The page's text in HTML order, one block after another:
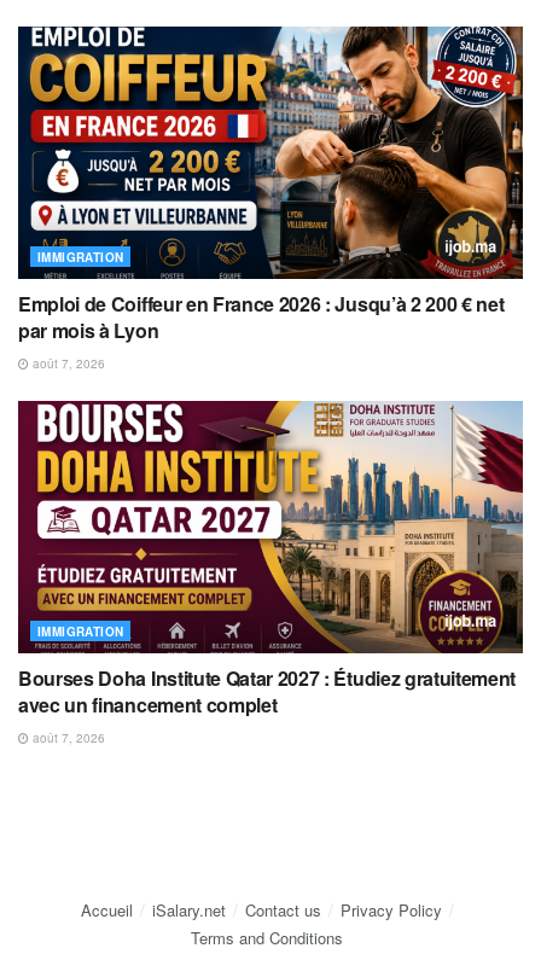
IMMIGRATION
Emploi de Coiffeur en France 2026 : Jusqu’à 2 200 € net
par mois à Lyon
août 7, 2026
IMMIGRATION
Bourses Doha Institute Qatar 2027 : Étudiez gratuitement
avec un financement complet
août 7, 2026
Accueil iSalary.net Contact us
Privacy Policy
Terms and Conditions